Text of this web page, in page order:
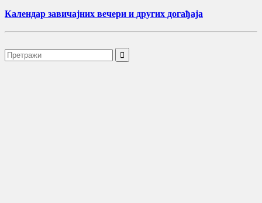
Календар завичајних вечери и других догађаја